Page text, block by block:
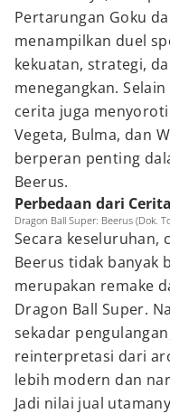
Pertarungan Goku
menampilkan duel
kekuatan, strategi,
menegangkan.
cerita juga
Vegeta, Bulma, dan
berperan penting
Beerus.
Perbedaan dari
Dragon Ball Super: Beerus (Dok.
Secara keseluruhan,
Beerus tidak banyak
merupakan remake
Dragon Ball Super.
sekadar
reinterpretasi dari
lebih modern dan
Jadi nilai jual